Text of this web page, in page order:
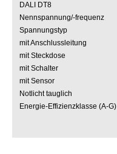
DALI DT8
Nennspannung/-frequenz
Spannungstyp
mit Anschlussleitung
mit Steckdose
mit Schalter
mit Sensor
Notlicht tauglich
Energie-Effizienzklasse (A-G)